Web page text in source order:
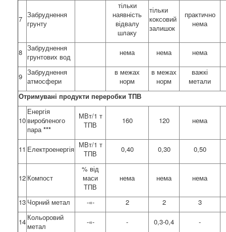
7 Забруднення
грунту
тільки
наявність
відвалу
шлаку
тільки
коксовий
залишок
практично
нема
8 Забруднення
грунтових вод
нема нема нема
9 Забруднення
атмосфери
в межах
норм
в межах
норм
важкі
метали
Отримувані продукти переробки ТПВ
10
Енергія
виробленого
пара***
МВт/1 т
ТПВ
160 120 нема
11 Електроенергія МВт/1 т
ТПВ
0,40 0,30 0,50
12 Компост
% від
маси
ТПВ
нема нема нема
13 Чорний метал -«- 2 2 3
14 Кольоровий
метал
-«- - 0,3-0,4 -